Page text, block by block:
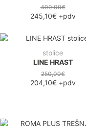
400,00€
245,10€+pdv
stolice
LINE HRAST
250,00€
204,10€+pdv